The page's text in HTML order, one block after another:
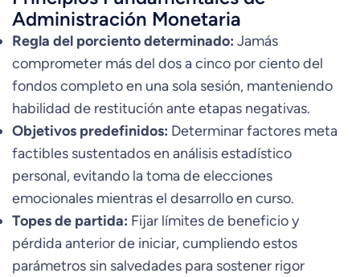
Administración Monetaria
Regla del porciento determinado: Jamás
comprometer más del dos a cinco por ciento del
fondos completo en una sola sesión, manteniendo
habilidad de restitución ante etapas negativas.
Objetivos predefinidos: Determinar factores meta
factibles sustentados en análisis estadístico
personal, evitando la toma de elecciones
emocionales mientras el desarrollo en curso.
Topes de partida: Fijar límites de beneficio y
pérdida anterior de iniciar, cumpliendo estos
parámetros sin salvedades para sostener rigor